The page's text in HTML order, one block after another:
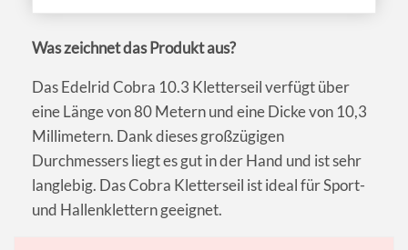
Was zeichnet das Produkt aus?
Das Edelrid Cobra 10.3 Kletterseil verfügt über
eine Länge von 80 Metern und eine Dicke von 10,3
Millimetern. Dank dieses großzügigen
Durchmessers liegt es gut in der Hand und ist sehr
langlebig. Das Cobra Kletterseil ist ideal für Sport-
und Hallenklettern geeignet.